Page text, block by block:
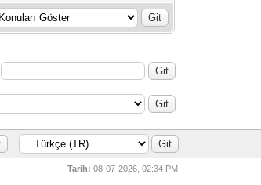
Tarih: 08-07-2026, 02:34 PM